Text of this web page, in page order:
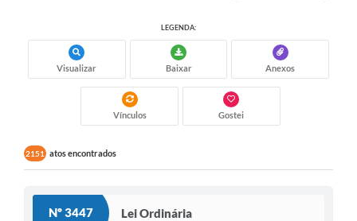
LEGENDA:
Visualizar Baixar Anexos
Vínculos Gostei
2151 atos encontrados
Nº 3447 Lei Ordinária